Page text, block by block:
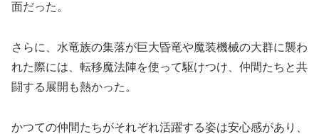
面だった。
さらに、水竜族の集落が巨大昏竜や魔装機械の大群に襲わ
れた際には、転移魔法陣を使って駆けつけ、仲間たちと共
闘する展開も熱かった。
かつての仲間たちがそれぞれ活躍する姿は安心感があり、